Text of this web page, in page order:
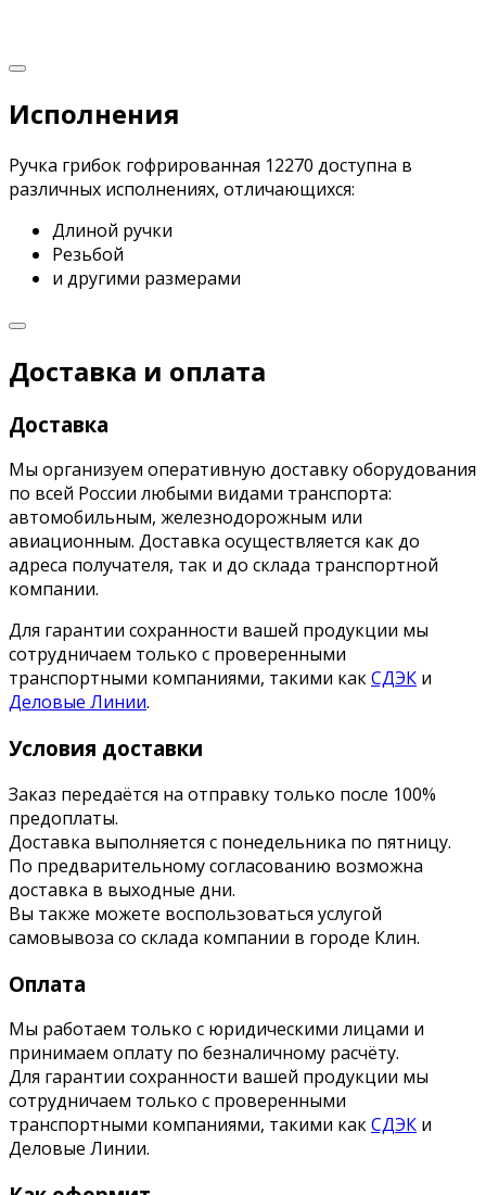
Исполнения
Ручка грибок гофрированная 12270 доступна в
различных исполнениях, отличающихся:
Длиной ручки
Резьбой
и другими размерами
Доставка и оплата
Доставка
Мы организуем оперативную доставку оборудования
по всей России любыми видами транспорта:
автомобильным, железнодорожным или
авиационным. Доставка осуществляется как до
адреса получателя, так и до склада транспортной
компании.
Для гарантии сохранности вашей продукции мы
сотрудничаем только с проверенными
транспортными компаниями, такими какСДЭК и
Деловые Линии.
Условия доставки
Заказ передаётся на отправку только после 100%
предоплаты.
Доставка выполняется с понедельника по пятницу.
По предварительному согласованию возможна
доставка в выходные дни.
Вы также можете воспользоваться услугой
самовывоза со склада компании в городе Клин.
Оплата
Мы работаем только с юридическими лицами и
принимаем оплату по безналичному расчёту.
Для гарантии сохранности вашей продукции мы
сотрудничаем только с проверенными
транспортными компаниями, такими какСДЭК и
Деловые Линии.